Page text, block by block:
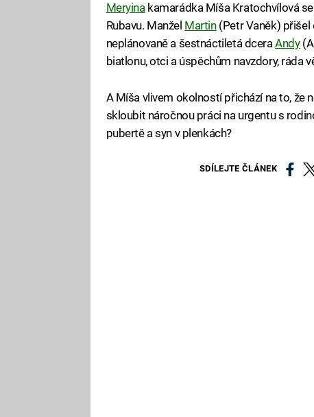
Meryinakamarádka Míša Kratochvílová
Rubavu. Manžel Martin(Petr Vaněk) přišel
neplánovaně a šestnáctiletá dceraAndy
biatlonu, otci a úspěchům navzdory, ráda
A Míša vlivem okolností přichází na to, že
skloubit náročnou práci na urgentu s
pubertě a syn v plenkách?
SDÍLEJTE ČLÁNEK